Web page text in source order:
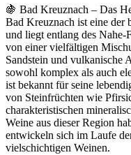
🍇 Bad Kreuznach – Das
Bad Kreuznach ist eine der
und liegt entlang des
von einer vielfältigen
Sandstein und vulkanische
sowohl komplex als auch
ist bekannt für seine
von Steinfrüchten wie
charakteristischen
Weine aus dieser Region
entwickeln sich im Laufe
vielschichtigen Weinen.